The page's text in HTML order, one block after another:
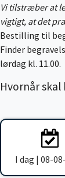
Vi tilstræber at
vigtigt, at det
Bestilling til
Finder
lørdag kl. 11.00.
Hvornår skal
I dag | 08-